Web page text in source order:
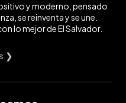
y moderno, pensado
se reinventa y se une.
lo mejor de El Salvador.
❯